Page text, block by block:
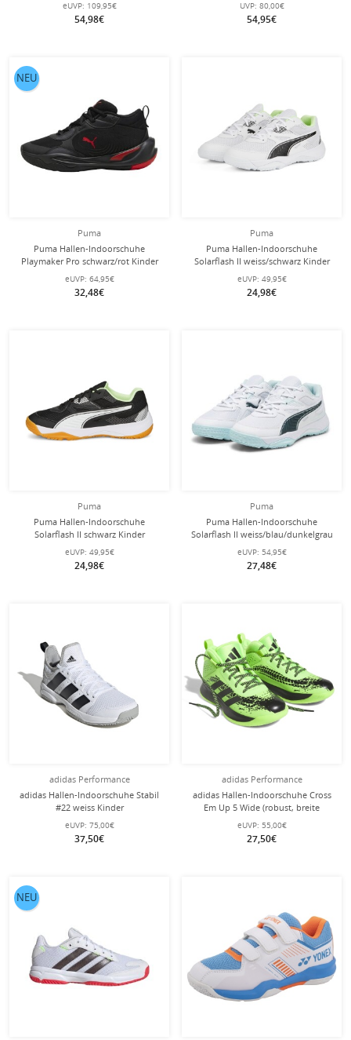
eUVP: 109,95€
54,98€
UVP: 80,00€
54,95€
Puma
Puma Hallen-Indoorschuhe
Playmaker Pro schwarz/rot Kinder
eUVP: 64,95€
32,48€
NEU
Puma
Puma Hallen-Indoorschuhe
Solarflash II weiss/schwarz Kinder
eUVP: 49,95€
24,98€
Puma
Puma Hallen-Indoorschuhe
Solarflash II schwarz Kinder
eUVP: 49,95€
24,98€
Puma
Puma Hallen-Indoorschuhe
Solarflash II weiss/blau/dunkelgrau
Kinder
eUVP: 54,95€
27,48€
adidas Performance
adidas Hallen-Indoorschuhe Stabil
#22 weiss Kinder
eUVP: 75,00€
37,50€
adidas Performance
adidas Hallen-Indoorschuhe Cross
Em Up 5 Wide (robust, breite
Passform) grün Kinder
eUVP: 55,00€
27,50€
NEU